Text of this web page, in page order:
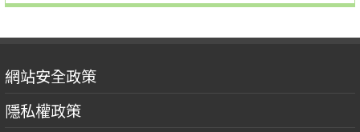
網站安全政策
隱私權政策